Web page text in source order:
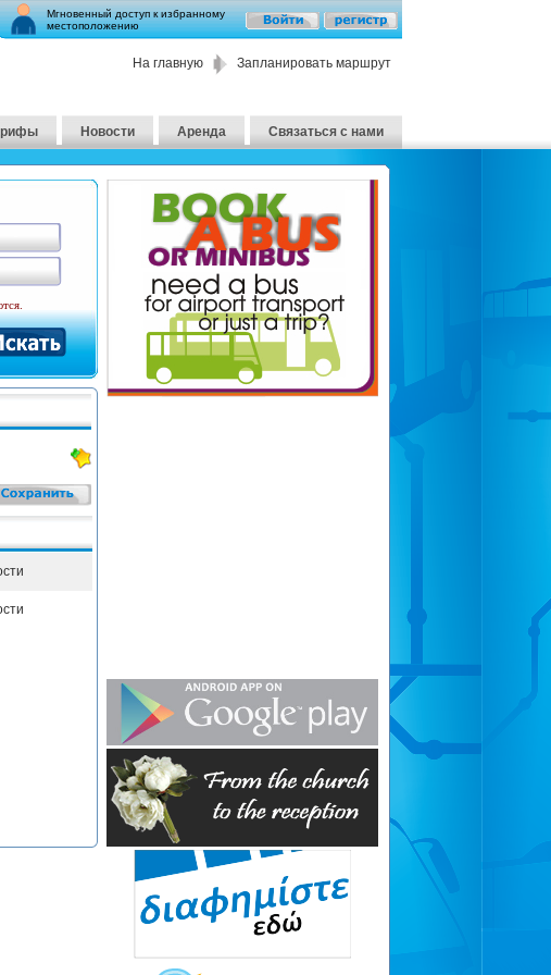
Мгновенный доступ к избранному
местоположению
На главную Запланировать маршрут
Новости Аренда Связаться с нами